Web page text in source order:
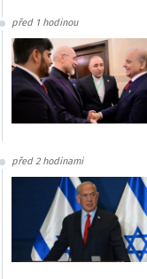
před 1 hodinou
před 2 hodinami